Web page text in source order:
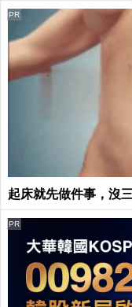
起床就先做件事，沒
PR
PR